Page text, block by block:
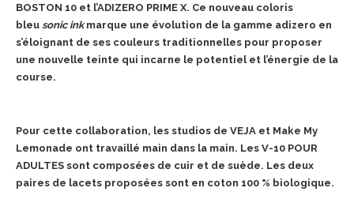
BOSTON 10 et l’ADIZERO PRIME X. Ce nouveau coloris
bleu sonicinkmarque une évolution de la gamme adizero en
s’éloignant de ses couleurs traditionnelles pour proposer
une nouvelle teinte qui incarne le potentiel et l’énergie de la
course.
Pour cette collaboration, les studios de VEJA et Make My
Lemonade ont travaillé main dans la main. Les V-10 POUR
ADULTES sont composées de cuir et de suède. Les deux
paires de lacets proposées sont en coton 100 % biologique.